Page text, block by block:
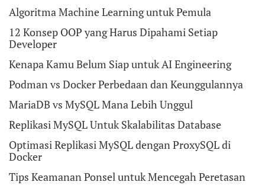
Algoritma Machine Learning untuk Pemula
12 Konsep OOP yang Harus Dipahami Setiap
Developer
Kenapa Kamu Belum Siap untuk AI Engineering
Podman vs Docker Perbedaan dan Keunggulannya
MariaDB vs MySQL Mana Lebih Unggul
Replikasi MySQL Untuk Skalabilitas Database
Optimasi Replikasi MySQL dengan ProxySQL di
Docker
Tips Keamanan Ponsel untuk Mencegah Peretasan